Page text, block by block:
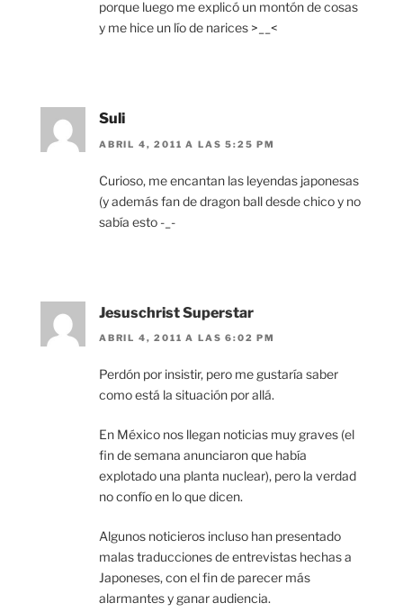
porque luego me explicó un montón de cosas
y me hice un lío de narices >__<
Suli
ABRIL 4, 2011 A LAS 5:25 PM
Curioso, me encantan las leyendas japonesas
(y además fan de dragon ball desde chico y no
sabía esto -_-
Jesuschrist Superstar
ABRIL 4, 2011 A LAS 6:02 PM
Perdón por insistir, pero me gustaría saber
como está la situación por allá.
En México nos llegan noticias muy graves (el
fin de semana anunciaron que había
explotado una planta nuclear), pero la verdad
no confío en lo que dicen.
Algunos noticieros incluso han presentado
malas traducciones de entrevistas hechas a
Japoneses, con el fin de parecer más
alarmantes y ganar audiencia.